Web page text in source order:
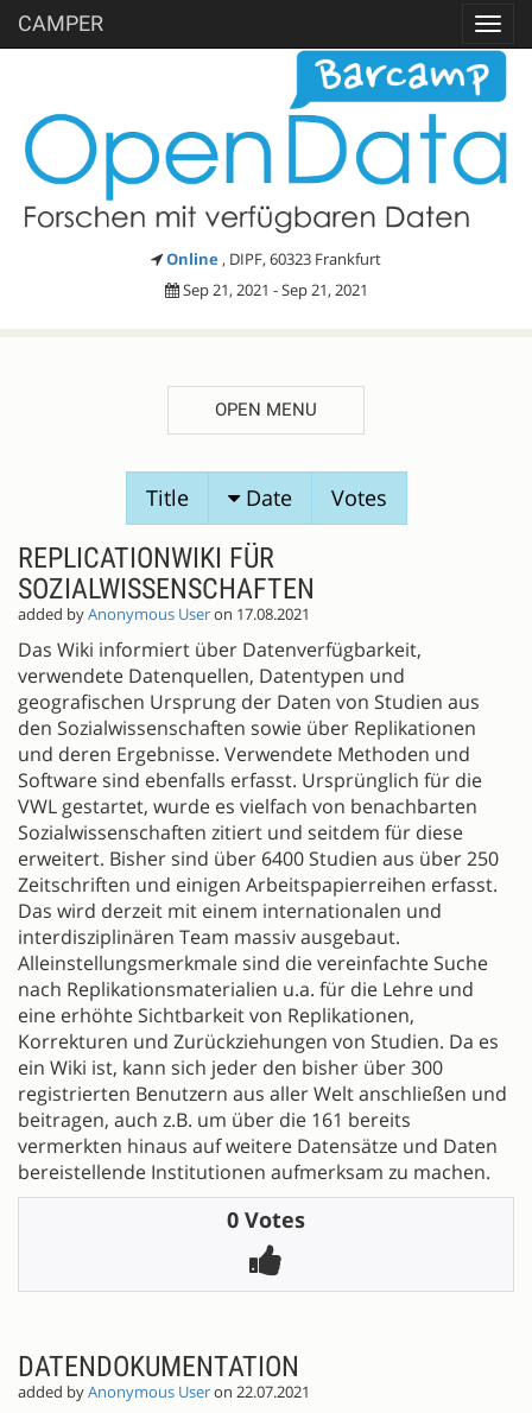
CAMPER
Online , DIPF, 60323 Frankfurt
Sep 21, 2021 - Sep 21, 2021
OPEN MENU
Title Date Votes
REPLICATIONWIKI FÜR
SOZIALWISSENSCHAFTEN
added byAnonymous Useron 17.08.2021
Das Wiki informiert über Datenverfügbarkeit,
verwendete Datenquellen, Datentypen und
geografischen Ursprung der Daten von Studien aus
den Sozialwissenschaften sowie über Replikationen
und deren Ergebnisse. Verwendete Methoden und
Software sind ebenfalls erfasst. Ursprünglich für die
VWL gestartet, wurde es vielfach von benachbarten
Sozialwissenschaften zitiert und seitdem für diese
erweitert. Bisher sind über 6400 Studien aus über 250
Zeitschriften und einigen Arbeitspapierreihen erfasst.
Das wird derzeit mit einem internationalen und
interdisziplinären Team massiv ausgebaut.
Alleinstellungsmerkmale sind die vereinfachte Suche
nach Replikationsmaterialien u.a. für die Lehre und
eine erhöhte Sichtbarkeit von Replikationen,
Korrekturen und Zurückziehungen von Studien. Da es
ein Wiki ist, kann sich jeder den bisher über 300
registrierten Benutzern aus aller Welt anschließen und
beitragen, auch z.B. um über die 161 bereits
vermerkten hinaus auf weitere Datensätze und Daten
bereistellende Institutionen aufmerksam zu machen.
0 Votes
DATENDOKUMENTATION
added byAnonymous Useron 22.07.2021